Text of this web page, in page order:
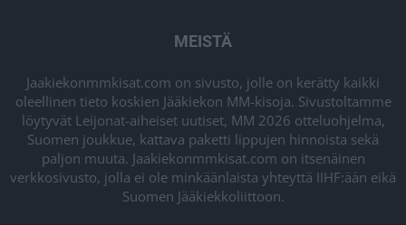
MEISTÄ
Jaakiekonmmkisat.com on sivusto, jolle on kerätty kaikki
oleellinen tieto koskien Jääkiekon MM-kisoja. Sivustoltamme
löytyvät Leijonat-aiheiset uutiset, MM 2026 otteluohjelma,
Suomen joukkue, kattava paketti lippujen hinnoista sekä
paljon muuta. Jaakiekonmmkisat.com on itsenäinen
verkkosivusto, jolla ei ole minkäänlaista yhteyttä IIHF:ään eikä
Suomen Jääkiekkoliittoon.